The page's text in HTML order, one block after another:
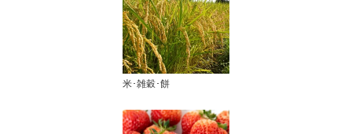
米･雑穀･餅